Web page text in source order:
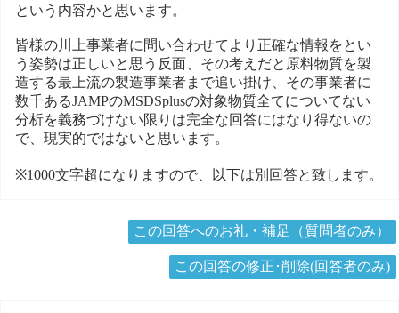
という内容かと思います。
皆様の川上事業者に問い合わせてより正確な情報をとい
う姿勢は正しいと思う反面、その考えだと原料物質を製
造する最上流の製造事業者まで追い掛け、その事業者に
数千あるJAMPのMSDSplusの対象物質全てについてない
分析を義務づけない限りは完全な回答にはなり得ないの
で、現実的ではないと思います。
※1000文字超になりますので、以下は別回答と致します。
この回答へのお礼・補足（質問者のみ）
この回答の修正･削除(回答者のみ)